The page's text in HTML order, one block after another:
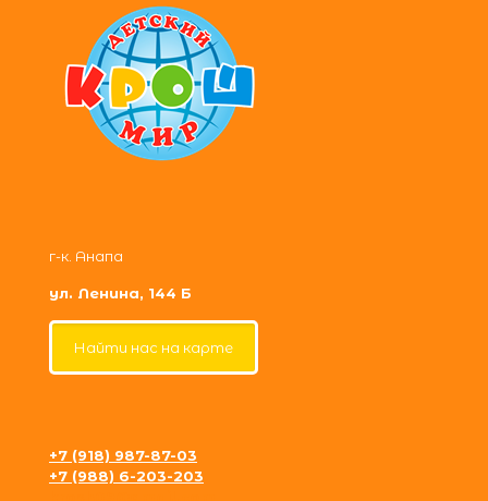
г-к. Анапа
ул. Ленина, 144 Б
Найти нас на карте
+7 (918) 987-87-03
+7 (988) 6-203-203